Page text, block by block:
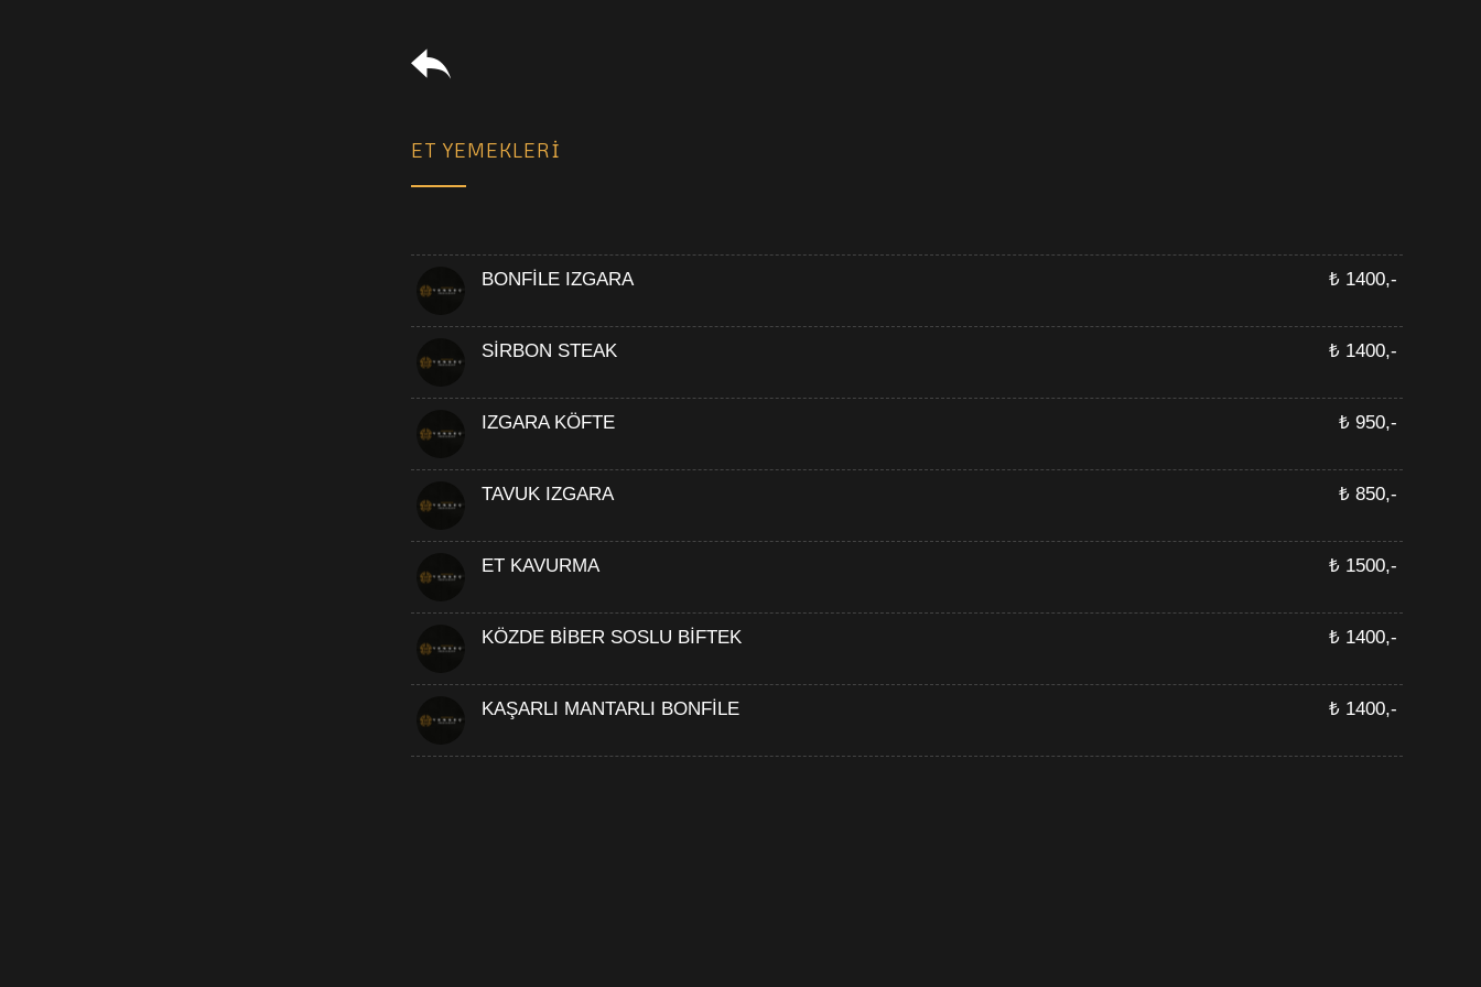
ET YEMEKLERİ
BONFİLE IZGARA ₺ 1400,-
SİRBON STEAK ₺ 1400,-
IZGARA KÖFTE ₺ 950,-
TAVUK IZGARA ₺ 850,-
ET KAVURMA ₺ 1500,-
KÖZDE BİBER SOSLU BİFTEK ₺ 1400,-
KAŞARLI MANTARLI BONFİLE ₺ 1400,-